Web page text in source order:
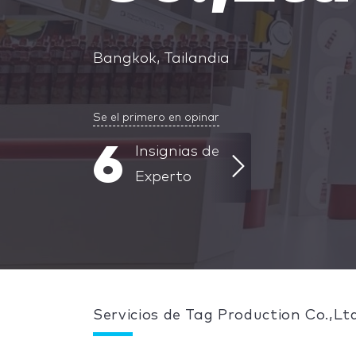
Bangkok, Tailandia
Se el primero en opinar
6
Insignias de
Experto
Servicios de Tag Production